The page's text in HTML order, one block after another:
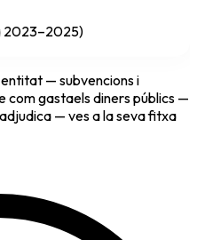
2023–2025)
— subvencions i
comgastaels diners públics —
— ves a la seva fitxa